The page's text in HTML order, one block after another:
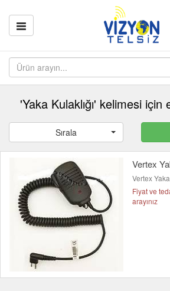
'Yaka Kulaklığı' kelimesi için
Sırala
Vertex
Vertex
Fiyat ve
arayınız